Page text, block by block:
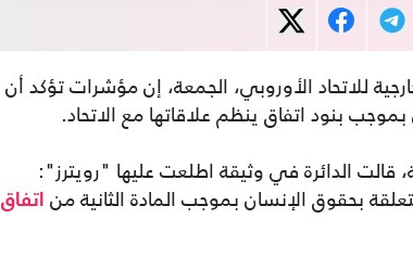
للاتحاد الأوروبي، الجمعة، إن مؤشرات تؤكد أن
بنود اتفاق ينظم علاقاتها مع الاتحاد.
الدائرة في وثيقة اطلعت عليها "رويترز":
بحقوق الإنسان بموجب المادة الثانية من اتفاق